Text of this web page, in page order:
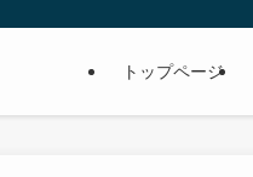
トップページ